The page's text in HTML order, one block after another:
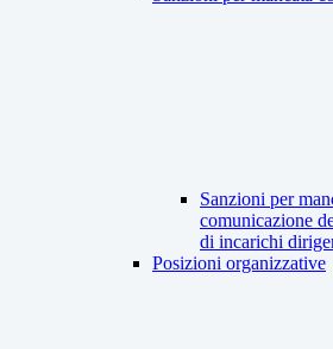
Sanzioni per
comunicazione
di incarichi
Posizioni organizzative